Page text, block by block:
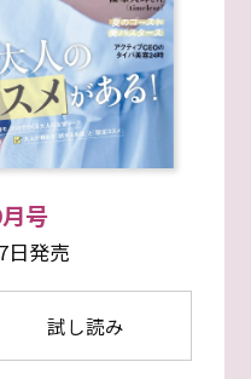
号
日発売
試し読み